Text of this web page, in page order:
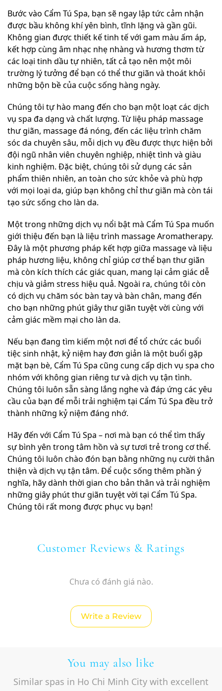
Bước vào Cẩm Tú Spa, bạn sẽ ngay lập tức cảm nhận
được bầu không khí yên bình, tĩnh lặng và gần gũi.
Không gian được thiết kế tinh tế với gam màu ấm áp,
kết hợp cùng âm nhạc nhẹ nhàng và hương thơm từ
các loại tinh dầu tự nhiên, tất cả tạo nên một môi
trường lý tưởng để bạn có thể thư giãn và thoát khỏi
những bộn bề của cuộc sống hàng ngày.
Chúng tôi tự hào mang đến cho bạn một loạt các dịch
vụ spa đa dạng và chất lượng. Từ liệu pháp massage
thư giãn, massage đá nóng, đến các liệu trình chăm
sóc da chuyên sâu, mỗi dịch vụ đều được thực hiện bởi
đội ngũ nhân viên chuyên nghiệp, nhiệt tình và giàu
kinh nghiệm. Đặc biệt, chúng tôi sử dụng các sản
phẩm thiên nhiên, an toàn cho sức khỏe và phù hợp
với mọi loại da, giúp bạn không chỉ thư giãn mà còn tái
tạo sức sống cho làn da.
Một trong những dịch vụ nổi bật mà Cẩm Tú Spa muốn
giới thiệu đến bạn là liệu trình massage Aromatherapy.
Đây là một phương pháp kết hợp giữa massage và liệu
pháp hương liệu, không chỉ giúp cơ thể bạn thư giãn
mà còn kích thích các giác quan, mang lại cảm giác dễ
chịu và giảm stress hiệu quả. Ngoài ra, chúng tôi còn
có dịch vụ chăm sóc bàn tay và bàn chân, mang đến
cho bạn những phút giây thư giãn tuyệt vời cùng với
cảm giác mềm mại cho làn da.
Nếu bạn đang tìm kiếm một nơi để tổ chức các buổi
tiệc sinh nhật, kỷ niệm hay đơn giản là một buổi gặp
mặt bạn bè, Cẩm Tú Spa cũng cung cấp dịch vụ spa cho
nhóm với không gian riêng tư và dịch vụ tận tình.
Chúng tôi luôn sẵn sàng lắng nghe và đáp ứng các yêu
cầu của bạn để mỗi trải nghiệm tại Cẩm Tú Spa đều trở
thành những kỷ niệm đáng nhớ.
Hãy đến với Cẩm Tú Spa – nơi mà bạn có thể tìm thấy
sự bình yên trong tâm hồn và sự tươi trẻ trong cơ thể.
Chúng tôi luôn chào đón bạn bằng những nụ cười thân
thiện và dịch vụ tận tâm. Để cuộc sống thêm phần ý
nghĩa, hãy dành thời gian cho bản thân và trải nghiệm
những giây phút thư giãn tuyệt vời tại Cẩm Tú Spa.
Chúng tôi rất mong được phục vụ bạn!
Customer Reviews & Ratings
Chưa có đánh giá nào.
Write a Review
You may also like
Similar spas in Ho Chi Minh City with excellent